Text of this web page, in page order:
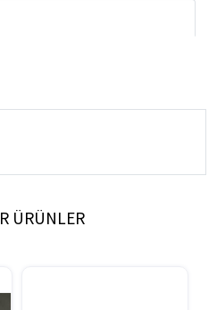
ÜRÜNLER